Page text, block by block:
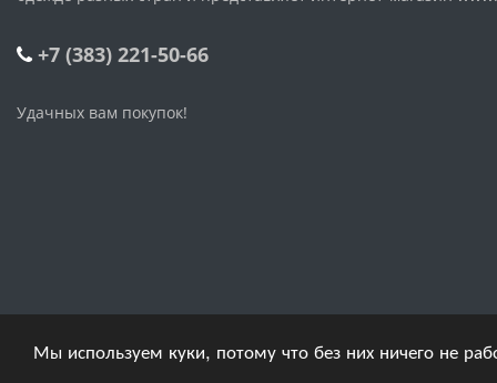
Мы используем куки, потому что без них ничего не
+7 (383) 221-50-66
Удачных вам покупок!
© 2025 RODEO-JEANS. All Rights Reserved.